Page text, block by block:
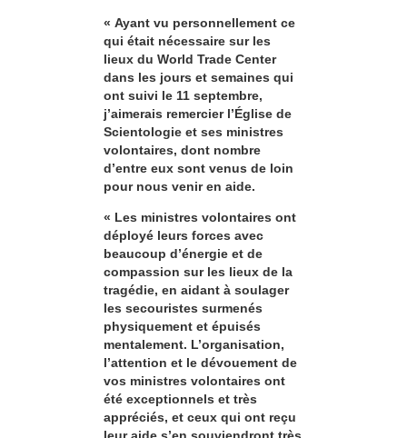
« Ayant vu personnellement ce
qui était nécessaire sur les
lieux du World Trade Center
dans les jours et semaines qui
ont suivi le 11 septembre,
j’aimerais remercier l’Église de
Scientologie et ses ministres
volontaires, dont nombre
d’entre eux sont venus de loin
pour nous venir en aide.
« Les ministres volontaires ont
déployé leurs forces avec
beaucoup d’énergie et de
compassion sur les lieux de la
tragédie, en aidant à soulager
les secouristes surmenés
physiquement et épuisés
mentalement. L’organisation,
l’attention et le dévouement de
vos ministres volontaires ont
été exceptionnels et très
appréciés, et ceux qui ont reçu